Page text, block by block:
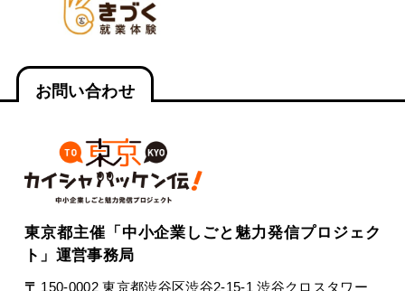
お問い合わせ
東京都主催「中小企業しごと魅力発信プロジェク
ト」運営事務局
〒 150-0002 東京都渋谷区渋谷2-15-1 渋谷クロスタワー